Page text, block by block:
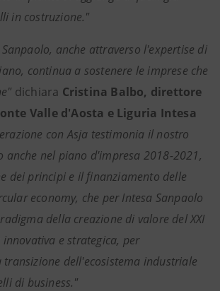
in costruzione."
anche attraverso l'expertise di
continua a sostenere le imprese che
dichiara Cristina Balbo, direttore
Valle d'Aosta e Liguria Intesa
con Asja testimonia il nostro
anche nel piano d'impresa 2018-2021,
dei principi e il finanziamento delle
economy, che per Intesa Sanpaolo
della creazione di valore del XXI
e strategica, per
transizione dell'ecosistema industriale
di business."